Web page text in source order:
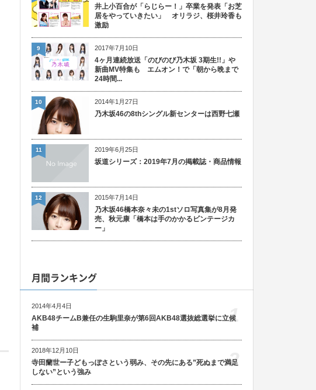
井上小百合が「らじらー！」卒業を発表「お芝
居をやっていきたい」 オリラジ、桜井玲香も
激励
2017年7月10日
4ヶ月連続放送「のびのび乃木坂 3期生!!」や
新曲MV特集も エムオン！で「朝から晩まで
24時間...
9
2014年1月27日
乃木坂46の8thシングル新センターは西野七瀬
10
2019年6月25日
坂道シリーズ：2019年7月の掲載誌・商品情報
11
2015年7月14日
乃木坂46橋本奈々未の1stソロ写真集が8月発
売、秋元康「橋本は手のかかるビンテージカ
ー」
12
月間ランキング
2014年4月4日
AKB48チームB兼任の生駒里奈が第6回AKB48選抜総選挙に立候
補
1
2018年12月10日
寺田蘭世ー子どもっぽさという弱み、その先にある”死ぬまで満足
しない”という強み
2